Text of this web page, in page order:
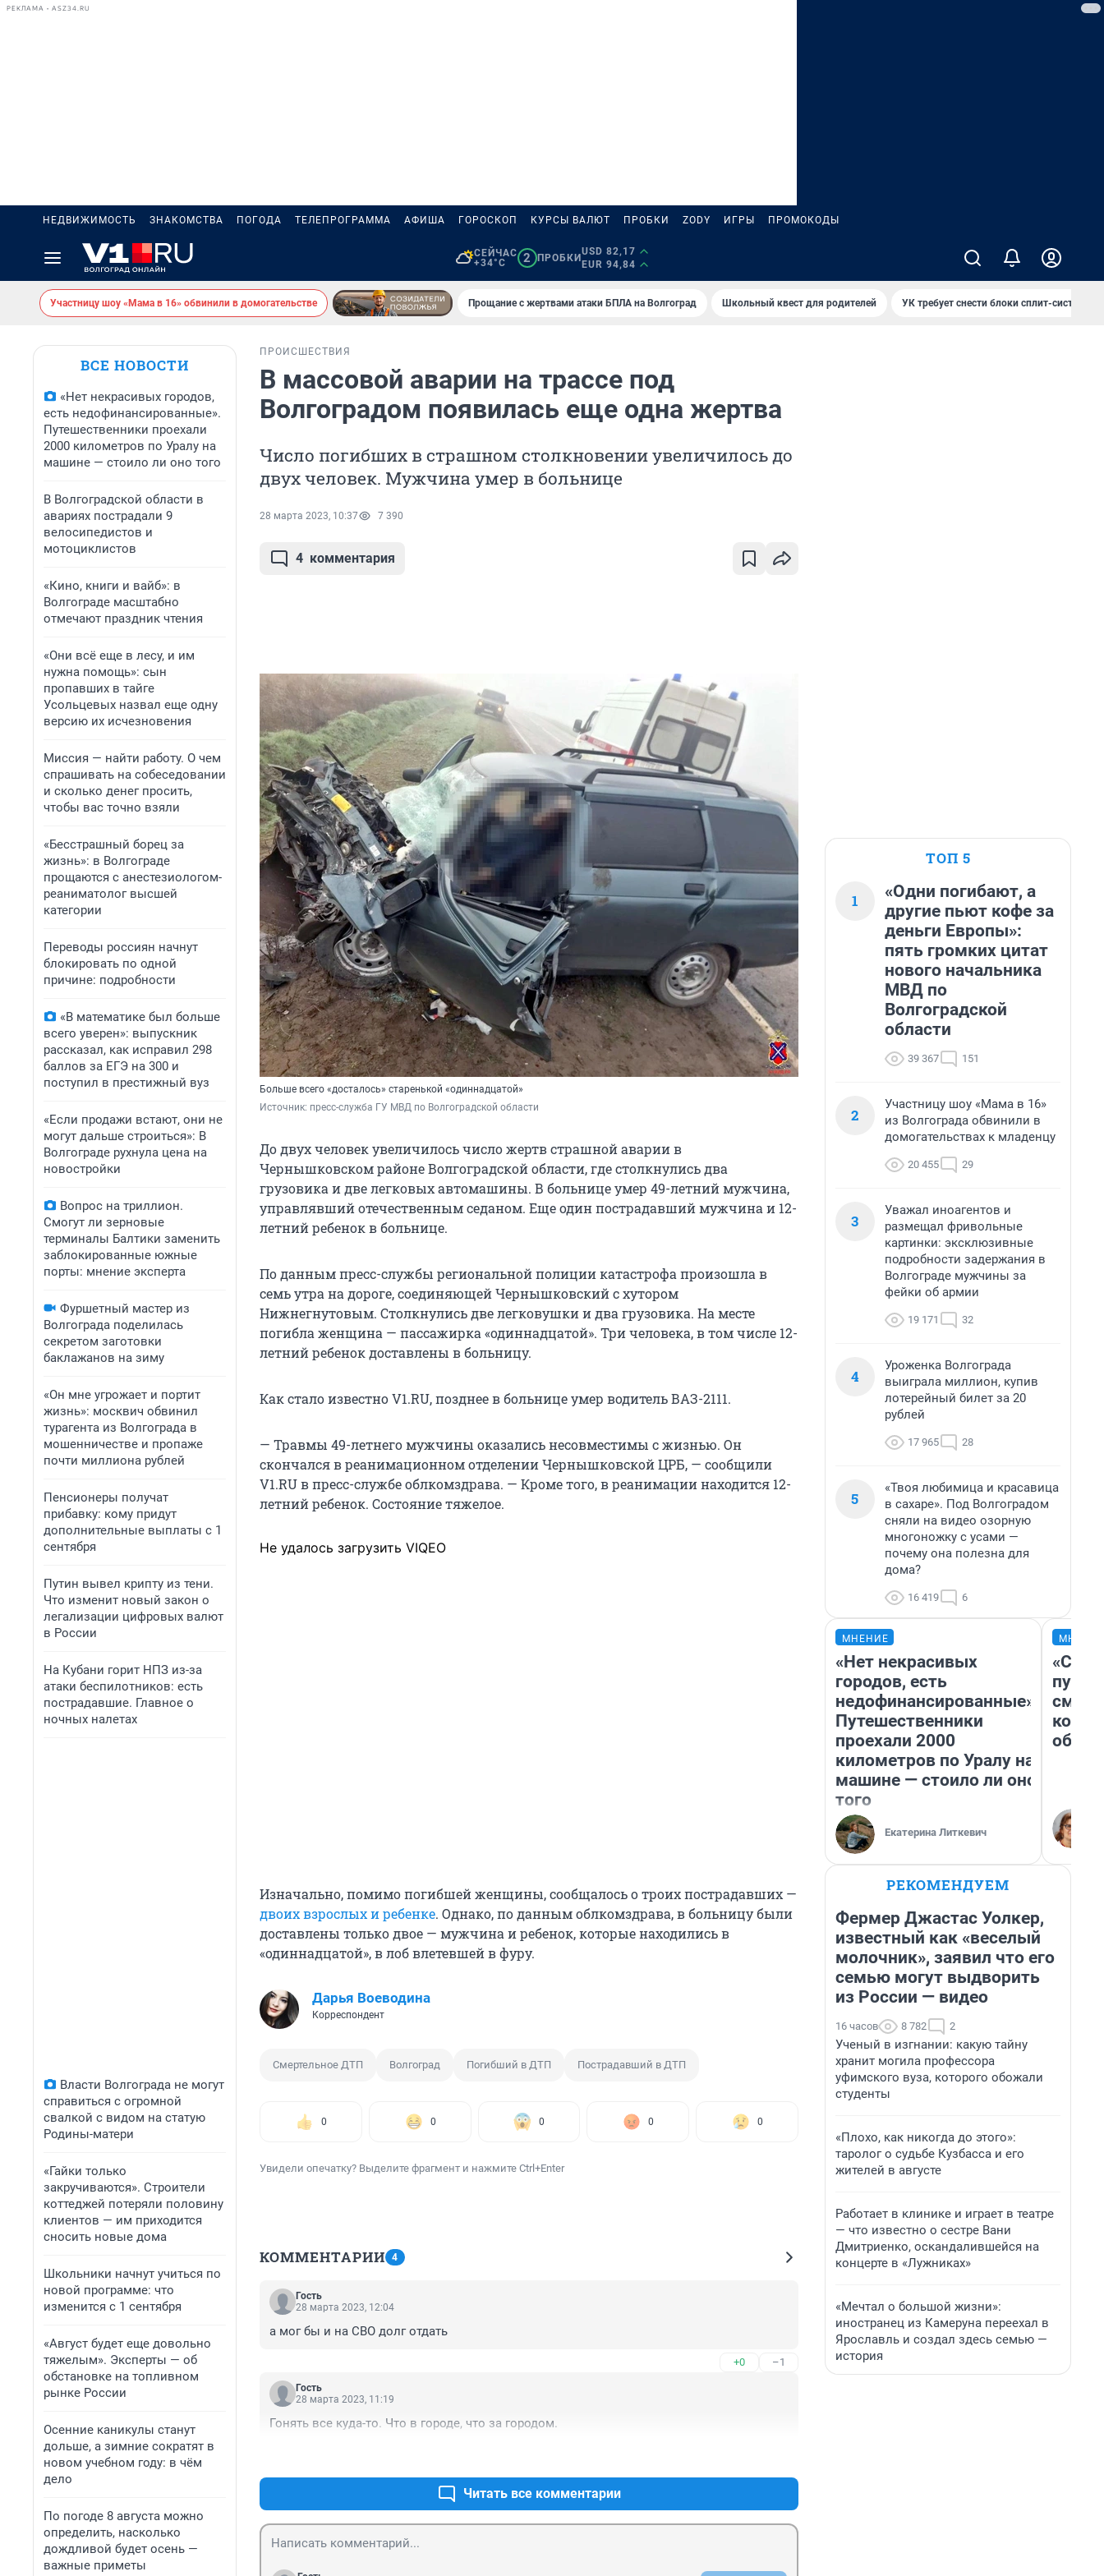
РЕКЛАМА • ASZ34.RU
НЕДВИЖИМОСТЬ ЗНАКОМСТВА ПОГОДА ТЕЛЕПРОГРАММА АФИША ГОРОСКОП КУРСЫ ВАЛЮТ ПРОБКИ ZODY ИГРЫ ПРОМОКОДЫ
СЕЙЧАС
+34°C
2 ПРОБКИ
USD 82,17
EUR 94,84
Участницу шоу «Мама в 16» обвинили в домогательстве Прощание с жертвами атаки БПЛА на Волгоград Школьный квест для родителей УК требует снести блоки сплит-систем
ВСЕ НОВОСТИ
«Нет некрасивых городов,
есть недофинансированные».
Путешественники проехали
2000 километров по Уралу на
машине — стоило ли оно того
В Волгоградской области в
авариях пострадали 9
велосипедистов и
мотоциклистов
«Кино, книги и вайб»: в
Волгограде масштабно
отмечают праздник чтения
«Они всё еще в лесу, и им
нужна помощь»: сын
пропавших в тайге
Усольцевых назвал еще одну
версию их исчезновения
Миссия — найти работу. О чем
спрашивать на собеседовании
и сколько денег просить,
чтобы вас точно взяли
«Бесстрашный борец за
жизнь»: в Волгограде
прощаются с анестезиологом-
реаниматолог высшей
категории
Переводы россиян начнут
блокировать по одной
причине: подробности
«В математике был больше
всего уверен»: выпускник
рассказал, как исправил 298
баллов за ЕГЭ на 300 и
поступил в престижный вуз
«Если продажи встают, они не
могут дальше строиться»: В
Волгограде рухнула цена на
новостройки
Вопрос на триллион.
Смогут ли зерновые
терминалы Балтики заменить
заблокированные южные
порты: мнение эксперта
Фуршетный мастер из
Волгограда поделилась
секретом заготовки
баклажанов на зиму
«Он мне угрожает и портит
жизнь»: москвич обвинил
турагента из Волгограда в
мошенничестве и пропаже
почти миллиона рублей
Пенсионеры получат
прибавку: кому придут
дополнительные выплаты с 1
сентября
Путин вывел крипту из тени.
Что изменит новый закон о
легализации цифровых валют
в России
На Кубани горит НПЗ из-за
атаки беспилотников: есть
пострадавшие. Главное о
ночных налетах
Власти Волгограда не могут
справиться с огромной
свалкой с видом на статую
Родины-матери
«Гайки только
закручиваются». Строители
коттеджей потеряли половину
клиентов — им приходится
сносить новые дома
Школьники начнут учиться по
новой программе: что
изменится с 1 сентября
«Август будет еще довольно
тяжелым». Эксперты — об
обстановке на топливном
рынке России
Осенние каникулы станут
дольше, а зимние сократят в
новом учебном году: в чём
дело
По погоде 8 августа можно
определить, насколько
дождливой будет осень —
важные приметы
ПРОИСШЕСТВИЯ
В массовой аварии на трассе под
Волгоградом появилась еще одна жертва
Число погибших в страшном столкновении увеличилось до
двух человек. Мужчина умер в больнице
28 марта 2023, 10:37 7 390
4 комментария
Больше всего «досталось» старенькой «одиннадцатой»
Источник: пресс-служба ГУ МВД по Волгоградской области
До двух человек увеличилось число жертв страшной аварии в
Чернышковском районе Волгоградской области, где столкнулись два
грузовика и две легковых автомашины. В больнице умер 49-летний мужчина,
управлявший отечественным седаном. Еще один пострадавший мужчина и 12-
летний ребенок в больнице.
По данным пресс-службы региональной полиции катастрофа произошла в
семь утра на дороге, соединяющей Чернышковский с хутором
Нижнегнутовым. Столкнулись две легковушки и два грузовика. На месте
погибла женщина — пассажирка «одиннадцатой». Три человека, в том числе 12-
летний ребенок доставлены в больницу.
Как стало известно V1.RU, позднее в больнице умер водитель ВАЗ-2111.
— Травмы 49-летнего мужчины оказались несовместимы с жизнью. Он
скончался в реанимационном отделении Чернышковской ЦРБ, — сообщили
V1.RU в пресс-службе облкомздрава. — Кроме того, в реанимации находится 12-
летний ребенок. Состояние тяжелое.
Не удалось загрузить VIQEO
Изначально, помимо погибшей женщины, сообщалось о троих пострадавших —
двоих взрослых и ребенке. Однако, по данным облкомздрава, в больницу были
доставлены только двое — мужчина и ребенок, которые находились в
«одиннадцатой», в лоб влетевшей в фуру.
Дарья Воеводина
Корреспондент
Смертельное ДТП Волгоград Погибший в ДТП Пострадавший в ДТП
0 0 0 0 0
Увидели опечатку? Выделите фрагмент и нажмите Ctrl+Enter
КОММЕНТАРИИ 4
Гость
28 марта 2023, 12:04
а мог бы и на СВО долг отдать
+0 –1
Гость
28 марта 2023, 11:19
Гонять все куда-то. Что в городе, что за городом.
Читать все комментарии
ТОП 5
1
«Одни погибают, а
другие пьют кофе за
деньги Европы»:
пять громких цитат
нового начальника
МВД по
Волгоградской
области
39 367 151
2
Участницу шоу «Мама в 16»
из Волгограда обвинили в
домогательствах к младенцу
20 455 29
3
Уважал иноагентов и
размещал фривольные
картинки: эксклюзивные
подробности задержания в
Волгограде мужчины за
фейки об армии
19 171 32
4
Уроженка Волгограда
выиграла миллион, купив
лотерейный билет за 20
рублей
17 965 28
5
«Твоя любимица и красавица
в сахаре». Под Волгоградом
сняли на видео озорную
многоножку с усами —
почему она полезна для
дома?
16 419 6
МНЕНИЕ
«Нет некрасивых
городов, есть
недофинансированные».
Путешественники
проехали 2000
километров по Уралу на
машине — стоило ли оно
того
Екатерина Литкевич
РЕКОМЕНДУЕМ
Фермер Джастас Уолкер,
известный как «веселый
молочник», заявил что его
семью могут выдворить
из России — видео
16 часов 8 782 2
Ученый в изгнании: какую тайну
хранит могила профессора
уфимского вуза, которого обожали
студенты
«Плохо, как никогда до этого»:
таролог о судьбе Кузбасса и его
жителей в августе
Работает в клинике и играет в театре
— что известно о сестре Вани
Дмитриенко, оскандалившейся на
концерте в «Лужниках»
«Мечтал о большой жизни»:
иностранец из Камеруна переехал в
Ярославль и создал здесь семью —
история